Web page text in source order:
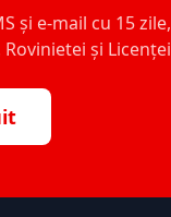
și e-mail cu 15
și Licenței